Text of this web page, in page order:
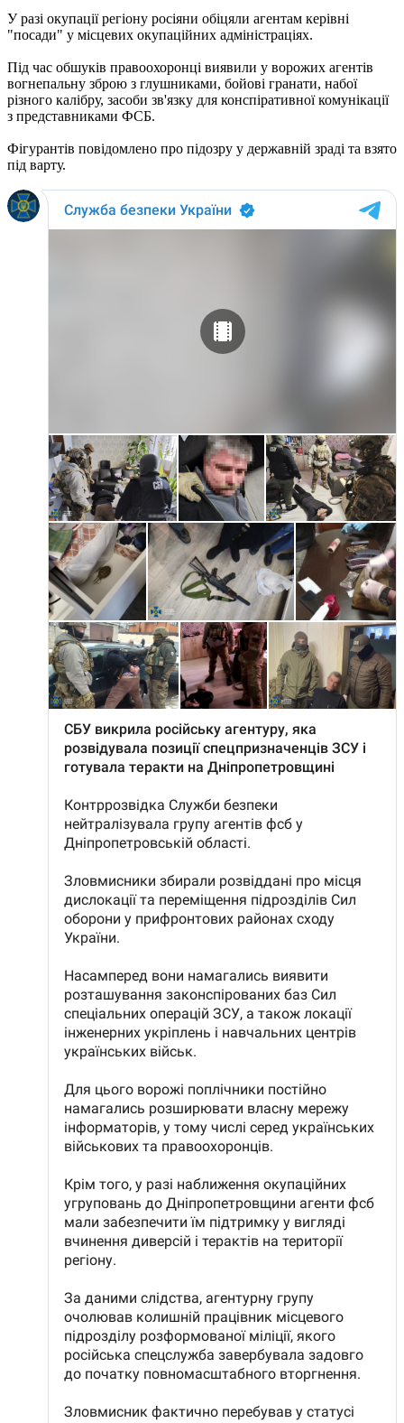
У разі окупації регіону росіяни обіцяли агентам керівні
"посади" у місцевих окупаційних адміністраціях.
Під час обшуків правоохоронці виявили у ворожих агентів
вогнепальну зброю з глушниками, бойові гранати, набої
різного калібру, засоби зв'язку для конспіративної комунікації
з представниками ФСБ.
Фігурантів повідомлено про підозру у державній зраді та взято
під варту.